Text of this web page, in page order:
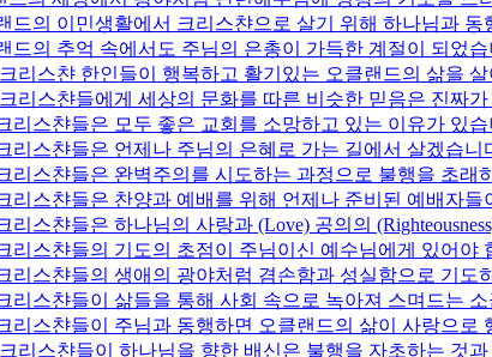
드의 이민생활에서 크리스챤으로 살기 위해 하나님과 동
드의 추억 속에서도 주님의 은총이 가득한 계절이 되었습
리스챤 한인들이 행복하고 활기있는 오클랜드의 삶을 살
리스챤들에게 세상의 문화를 따른 비슷한 믿음은 진짜가
리스챤들은 모두 좋은 교회를 소망하고 있는 이유가 있습
리스챤들은 언제나 주님의 은혜로 가는 길에서 살겠습니
리스챤들은 완벽주의를 시도하는 과정으로 불행을 초래
리스챤들은 찬양과 예배를 위해 언제나 준비된 예배자들
리스챤들은 하나님의 사랑과 (Love) 공의의
리스챤들의 기도의 초점이 주님이신 예수님에게 있어야
리스챤들의 생애의 광야처럼 겸손함과 성실함으로 기도
리스챤들이 삶들을 통해 사회 속으로 녹아져 스며드는 소
리스챤들이 주님과 동행하면 오클랜드의 삶이 사랑으로
리스챤들이 하나님을 향한 배신은 불행을 자초하는 것과